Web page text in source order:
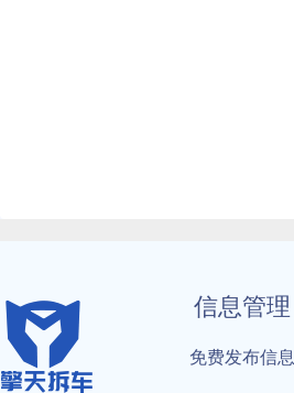
信息管理
免费发布信息